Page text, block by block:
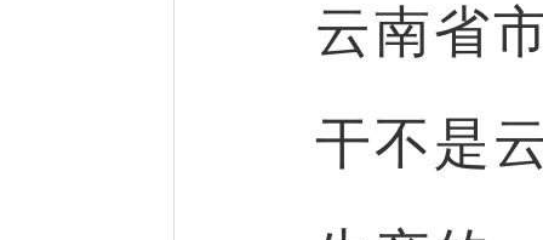
云南省
干不是